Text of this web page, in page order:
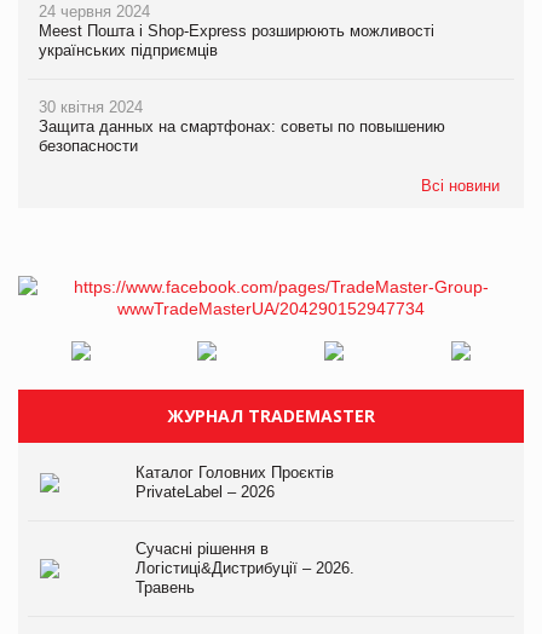
24 червня 2024
Meest Пошта і Shop-Express розширюють можливості
українських підприємців
30 квітня 2024
Защита данных на смартфонах: советы по повышению
безопасности
Всі новини
ЖУРНАЛ TRADEMASTER
Каталог Головних Проєктів
PrivateLabel – 2026
Сучасні рішення в
Логістиці&Дистрибуції – 2026.
Травень